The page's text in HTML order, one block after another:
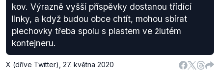
kov. Výrazně vyšší příspěvky dostanou třídící
linky, a když budou obce chtít, mohou sbírat
plechovky třeba spolu s plastem ve žlutém
kontejneru.
X (dříve Twitter) 27. května 2020